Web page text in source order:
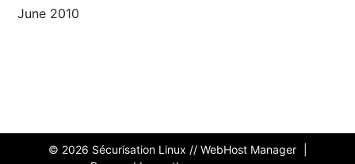
June 2010
© 2026 Sécurisation Linux // WebHost Manager